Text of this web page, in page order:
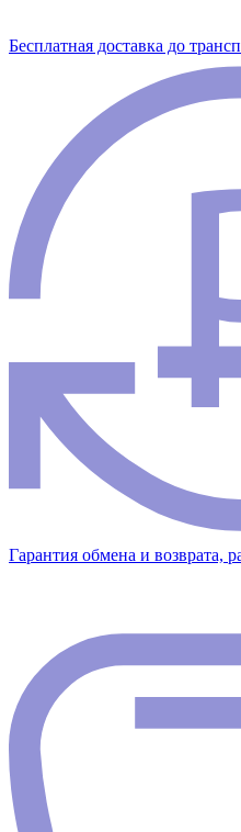
Бесплатная доставка до
Гарантия обмена и возврата,